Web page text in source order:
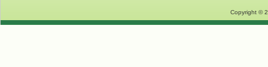
Copyright ©